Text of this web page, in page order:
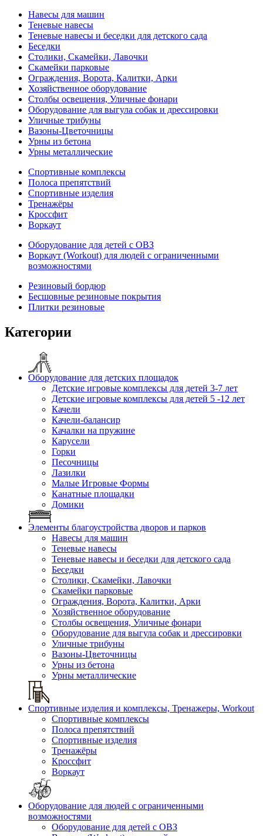
Навесы для машин
Теневые навесы
Теневые навесы и беседки для детского сада
Беседки
Столики, Скамейки, Лавочки
Скамейки парковые
Ограждения, Ворота, Калитки, Арки
Хозяйственное оборудование
Столбы освещения, Уличные фонари
Оборудование для выгула собак и дрессировки
Уличные трибуны
Вазоны-Цветочницы
Урны из бетона
Урны металлические
Спортивные комплексы
Полоса препятствий
Спортивные изделия
Тренажёры
Кроссфит
Воркаут
Оборудование для детей с ОВЗ
Воркаут (Workout) для людей с ограниченными
возможностями
Резиновый бордюр
Бесшовные резиновые покрытия
Плитки резиновые
Категории
Оборудование для детских площадок
Детские игровые комплексы для детей 3-7 лет
Детские игровые комплексы для детей 5 -12 лет
Качели
Качели-балансир
Качалки на пружине
Карусели
Горки
Песочницы
Лазилки
Малые Игровые Формы
Канатные площадки
Домики
Элементы благоустройства дворов и парков
Навесы для машин
Теневые навесы
Теневые навесы и беседки для детского сада
Беседки
Столики, Скамейки, Лавочки
Скамейки парковые
Ограждения, Ворота, Калитки, Арки
Хозяйственное оборудование
Столбы освещения, Уличные фонари
Оборудование для выгула собак и дрессировки
Уличные трибуны
Вазоны-Цветочницы
Урны из бетона
Урны металлические
Спортивные изделия и комплексы, Тренажеры, Workout
Спортивные комплексы
Полоса препятствий
Спортивные изделия
Тренажёры
Кроссфит
Воркаут
Оборудование для людей с ограниченными
возможностями
Оборудование для детей с ОВЗ